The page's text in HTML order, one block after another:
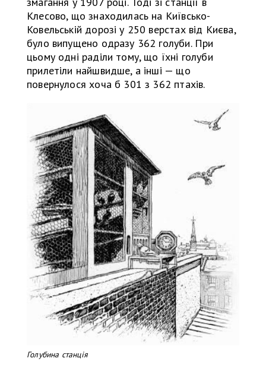
Клесово, що знаходилась на Київсько-
Ковельській дорозі у 250 верстах від Києва,
було випущено одразу 362 голуби. При
цьому одні раділи тому, що їхні голуби
прилетіли найшвидше, а інші — що
повернулося хоча б 301 з 362 птахів.
Голубина станція